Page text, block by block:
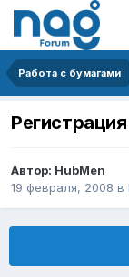
Работа с бумагами
Автор: HubMen
19 февраля, 2008 в